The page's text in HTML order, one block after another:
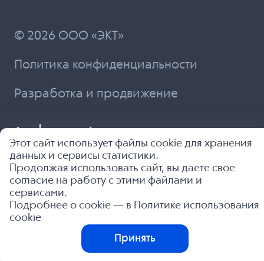
© 2026 ООО «ЭКТ»
Политика конфиденциальности
Разработка и продвижение
Этот сайт использует файлы cookie для хранения
данных и сервисы статистики.
Продолжая использовать сайт, вы даете свое
согласие на работу с этими файлами и
сервисами.
Подробнее о cookie — в
Политике использования
cookie
Принять